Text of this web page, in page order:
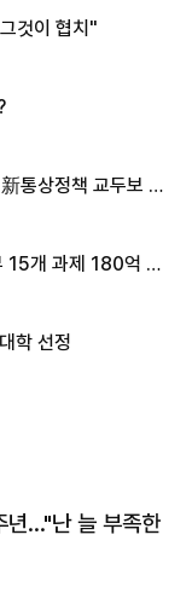
것이 협치"
통상정책 교두보 활
15개 과제 180억 지
학 선정
년…"난 늘 부족한